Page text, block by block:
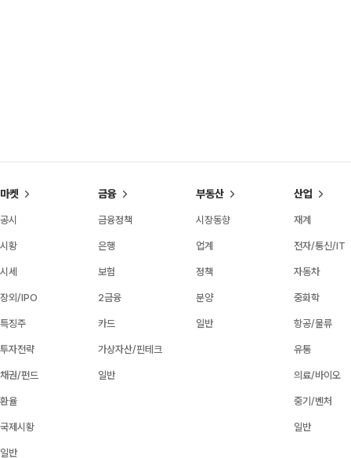
마켓
공시
시황
시세
장외/IPO
특징주
투자전략
채권/펀드
환율
국제시황
일반
금융
금융정책
은행
보험
2금융
카드
가상자산/핀테크
일반
부동산
시장동향
업계
정책
분양
일반
산업
재계
전자/통신/IT
자동차
중화학
항공/물류
유통
의료/바이오
중기/벤처
일반